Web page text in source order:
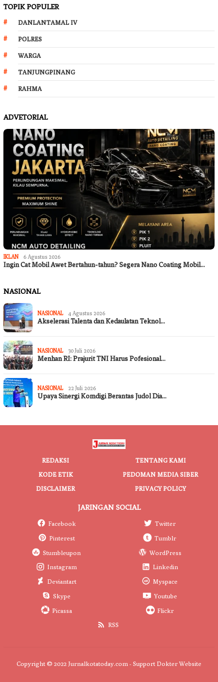
TOPIK POPULER
DANLANTAMAL IV
POLRES
WARGA
TANJUNGPINANG
RAHMA
ADVETORIAL
IKLAN 6 Agustus 2026
Ingin Cat Mobil Awet Bertahun-tahun? Segera Nano Coating Mobil…
NASIONAL
NASIONAL 4 Agustus 2026
Akselerasi Talenta dan Kedaulatan Teknol…
NASIONAL 30 Juli 2026
Menhan RI: Prajurit TNI Harus Pofesional…
NASIONAL 22 Juli 2026
Upaya Sinergi Komdigi Berantas Judol Dia…
REDAKSI
TENTANG KAMI
KODE ETIK
PEDOMAN MEDIA SIBER
DISCLAIMER
PRIVACY POLICY
JARINGAN SOCIAL
Facebook
Twitter
Pinterest
Tumblr
Stumbleupon
WordPress
Instagram
Linkedin
Deviantart
Myspace
Skype
Youtube
Picassa
Flickr
RSS
Copyright © 2022 Jurnalkotatoday.com - Support Dokter Website